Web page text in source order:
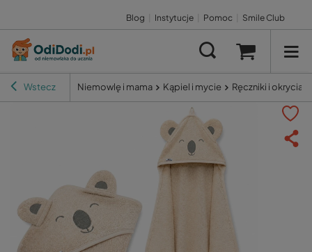
Blog Instytucje Pomoc Smile Club
Wstecz Niemowlę i mama Kąpiel i mycie Ręczniki i okrycia